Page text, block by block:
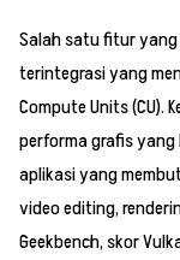
Salah satu fitur yang
terintegrasi yang
Compute Units (CU).
performa grafis
aplikasi yang
video editing,
Geekbench, skor